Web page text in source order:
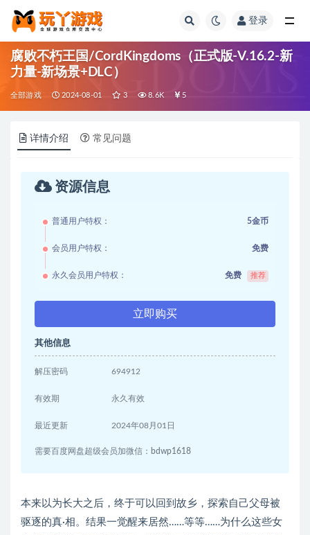
登录
腐败不朽王国/CordKingdoms（正式版-V.16.2-新
力量-新场景+DLC）
全部游戏 2024-08-01 3 8.6K 5
详情介绍 常见问题
资源信息
普通用户特权： 5金币
会员用户特权： 免费
永久会员用户特权： 免费 推荐
立即购买
其他信息
解压密码 694912
有效期 永久有效
最近更新 2024年08月01日
需要百度网盘超级会员加微信：bdwp1618
本来以为长大之后，终于可以回到故乡，探索自己父母被
驱逐的真·相。结果一觉醒来居然……等等……为什么这些女